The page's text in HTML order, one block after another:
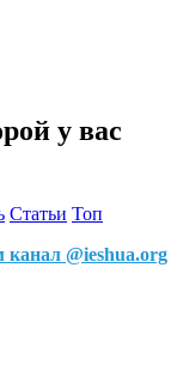
у вас
Статьи Топ
канал @ieshua.org